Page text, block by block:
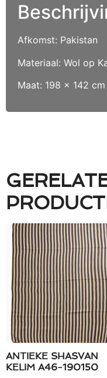
Afkomst: Pakistan
Materiaal: Wol op
Maat: 198 x 142 cm
ANTIEKE SHASVAN
KELIM A46-190150